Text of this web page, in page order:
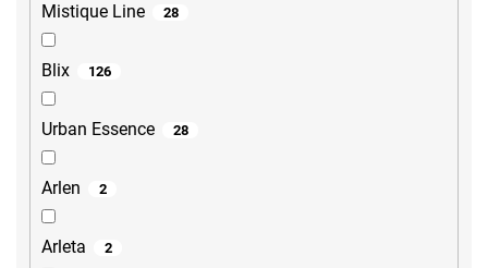
Mistique Line 28
Blix 126
Urban Essence 28
Arlen 2
Arleta 2